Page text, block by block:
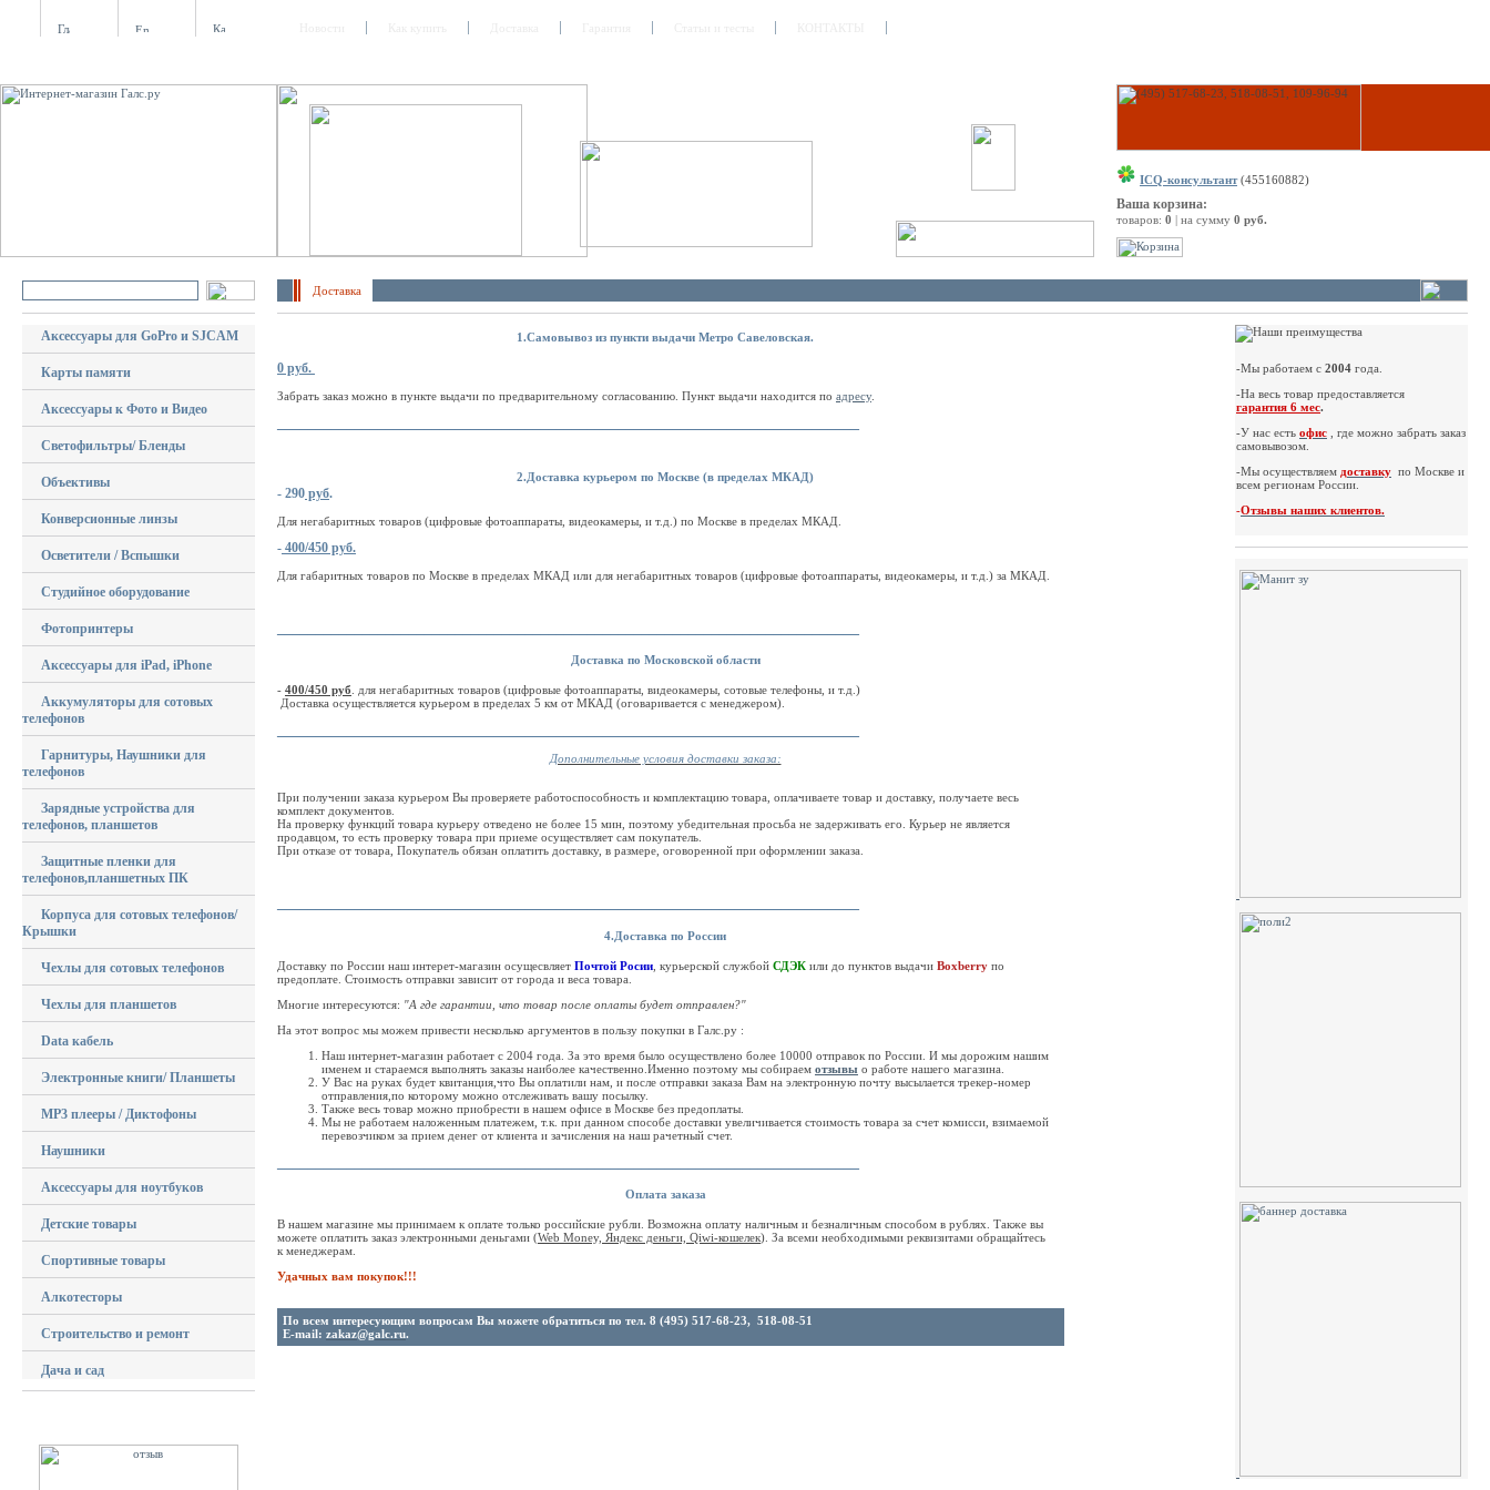
ICQ-консультант(455160882)
Ваша корзина:
товаров: 0 | на сумму 0 руб.
Доставка
Аксессуары для GoPro и SJCAM
Карты памяти
Аксессуары к Фото и Видео
Светофильтры/ Бленды
Объективы
Конверсионные линзы
Осветители / Вспышки
Студийное оборудование
Фотопринтеры
Аксессуары для iPad, iPhone
Аккумуляторы для сотовых
телефонов
Гарнитуры, Наушники для
телефонов
Зарядные устройства для
телефонов, планшетов
Защитные пленки для
телефонов,планшетных ПК
Корпуса для сотовых телефонов/
Крышки
Чехлы для сотовых телефонов
Чехлы для планшетов
Data кабель
Электронные книги/ Планшеты
MP3 плееры / Диктофоны
Наушники
Аксессуары для ноутбуков
Детские товары
Спортивные товары
Алкотесторы
Строительство и ремонт
Дача и сад
1.Самовывоз из пункти выдачи Метро Савеловская.
0 руб.
Забрать заказ можно в пункте выдачи по предварительному согласованию. Пункт выдачи находится по адресу.
2.Доставка курьером по Москве (в пределах МКАД)
- 290 руб.
Для негабаритных товаров (цифровые фотоаппараты, видеокамеры, и т.д.) по Москве в пределах МКАД.
- 400/450 руб.
Для габаритных товаров по Москве в пределах МКАД или для негабаритных товаров (цифровые фотоаппараты, видеокамеры, и т.д.) за МКАД.
Доставка по Московской области
- 400/450 руб . для негабаритных товаров (цифровые фотоаппараты, видеокамеры, сотовые телефоны, и т.д.)
Доставка осуществляется курьером в пределах 5 км от МКАД (оговаривается с менеджером).
Дополнительные условия доставки заказа:
При получении заказа курьером Вы проверяете работоспособность и комплектацию товара, оплачиваете товар и доставку, получаете весь
комплект документов.
На проверку функций товара курьеру отведено не более 15 мин, поэтому убедительная просьба не задерживать его. Курьер не является
продавцом, то есть проверку товара при приеме осуществляет сам покупатель.
При отказе от товара, Покупатель обязан оплатить доставку, в размере, оговоренной при оформлении заказа.
4.Доставка по России
Доставку по России наш интерет-магазин осущесвляет Почтой Росии , курьерской службой СДЭК или до пунктов выдачи Boxberry по
предоплате. Стоимость отправки зависит от города и веса товара.
Многие интересуются: "А где гарантии, что товар после оплаты будет отправлен?"
На этот вопрос мы можем привести несколько аргументов в пользу покупки в Галс.ру :
Наш интернет-магазин работает с 2004 года. За это время было осуществлено более 10000 отправок по России. И мы дорожим нашим
именем и стараемся выполнять заказы наиболее качественно.Именно поэтому мы собираем отзывы о работе нашего магазина.
У Вас на руках будет квитанция,что Вы оплатили нам, и после отправки заказа Вам на электронную почту высылается трекер-номер
отправления,по которому можно отслеживать вашу посылку.
Также весь товар можно приобрести в нашем офисе в Москве без предоплаты.
Мы не работаем наложенным платежем, т.к. при данном способе доставки увеличивается стоимость товара за счет комисси, взимаемой
перевозчиком за прием денег от клиента и зачисления на наш рачетный счет.
Оплата заказа
В нашем магазине мы принимаем к оплате только российские рубли. Возможна оплату наличным и безналичным способом в рублях. Также вы
можете оплатить заказ электронными деньгами (Web Money, Яндекс деньги, Qiwi-кошелек). За всеми необходимыми реквизитами обращайтесь
к менеджерам.
Удачных вам покупок!!!
По всем интересующим вопросам Вы можете обратиться по тел. 8 (495) 517-68-23, 518-08-51
E-mail: zakaz@galc.ru.
-Мы работаем с 2004 года.
-На весь товар предоставляется
гарантия 6 мес.
-У нас есть офис
, где можно забрать заказ
самовывозом.
-Мы осуществляем доставку по Москве и
всем регионам России.
-Отзывы наших клиентов.